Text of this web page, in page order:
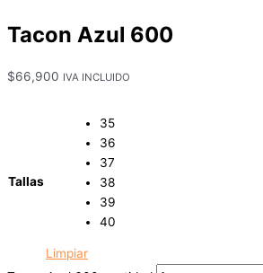
Tacon Azul 600
$66,900 IVA INCLUIDO
Tallas
35
36
37
38
39
40
Limpiar